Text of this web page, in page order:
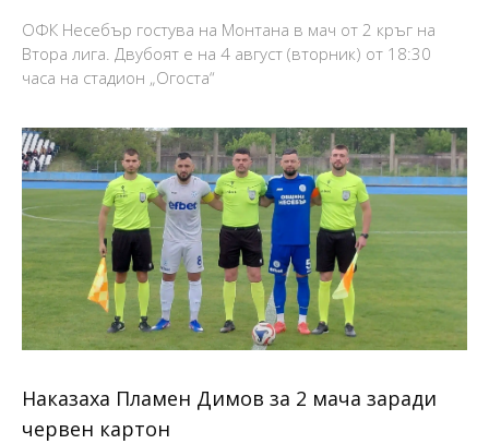
ОФК Несебър гостува на Монтана в мач от 2 кръг на
Втора лига. Двубоят е на 4 август (вторник) от 18:30
часа на стадион „Огоста“
Наказаха Пламен Димов за 2 мача заради
червен картон